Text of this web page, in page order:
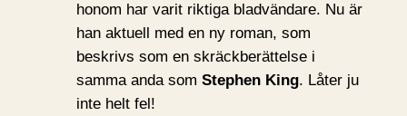
honom har varit riktiga bladvändare. Nu är
han aktuell med en ny roman, som
beskrivs som en skräckberättelse i
samma anda som Stephen King. Låter ju
inte helt fel!